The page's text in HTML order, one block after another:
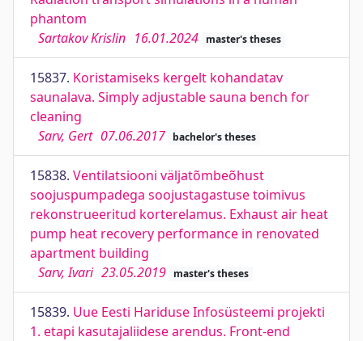
phantom
Sartakov Krislin 16.01.2024 master's theses
15837. Koristamiseks kergelt kohandatav
saunalava. Simply adjustable sauna bench for
cleaning
Sarv, Gert 07.06.2017 bachelor's theses
15838. Ventilatsiooni väljatõmbeõhust
soojuspumpadega soojustagastuse toimivus
rekonstrueeritud korterelamus. Exhaust air heat
pump heat recovery performance in renovated
apartment building
Sarv, Ivari 23.05.2019 master's theses
15839. Uue Eesti Hariduse Infosüsteemi projekti
1. etapi kasutajaliidese arendus. Front-end